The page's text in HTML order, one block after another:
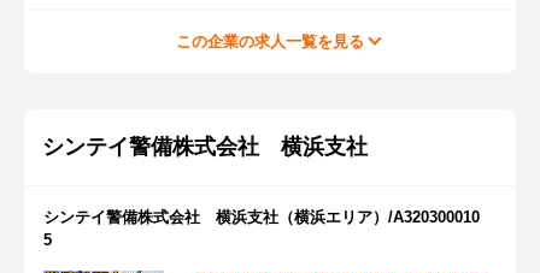
この企業の求人一覧を見る
シンテイ警備株式会社 横浜支社
シンテイ警備株式会社 横浜支社（横浜エリア）/A320300010
5